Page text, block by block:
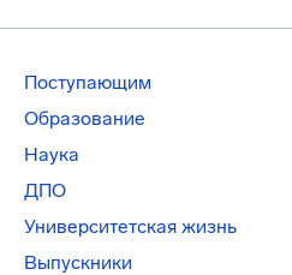
Поступающим
Образование
Наука
ДПО
Университетская жизнь
Выпускники